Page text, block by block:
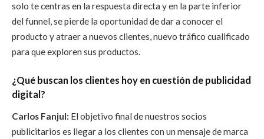
solo te centras en la respuesta directa y en la parte inferior
del funnel, se pierde la oportunidad de dar a conocer el
producto y atraer a nuevos clientes, nuevo tráfico cualificado
para que exploren sus productos.
¿Qué buscan los clientes hoy en cuestión de publicidad
digital?
Carlos Fanjul: El objetivo final de nuestros socios
publicitarios es llegar a los clientes con un mensaje de marca